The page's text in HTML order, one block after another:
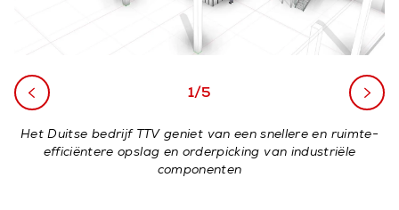
1/5
Het Duitse bedrijf TTV geniet van een snellere en ruimte-
efficiëntere opslag en orderpicking van industriële
componenten